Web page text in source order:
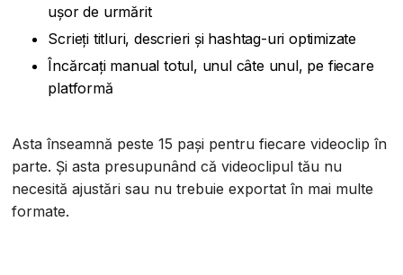
ușor de urmărit
Scrieți titluri, descrieri și hashtag-uri optimizate
Încărcați manual totul, unul câte unul, pe fiecare
platformă
Asta înseamnă peste 15 pași pentru fiecare videoclip în
parte. Și asta presupunând că videoclipul tău nu
necesită ajustări sau nu trebuie exportat în mai multe
formate.